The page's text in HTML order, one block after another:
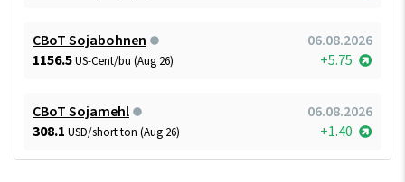
CBoT Sojabohnen
06.08.2026
1156.5US-Cent/bu (Aug 26) +5.75
CBoT Sojamehl
06.08.2026
308.1 USD/short ton (Aug 26) +1.40